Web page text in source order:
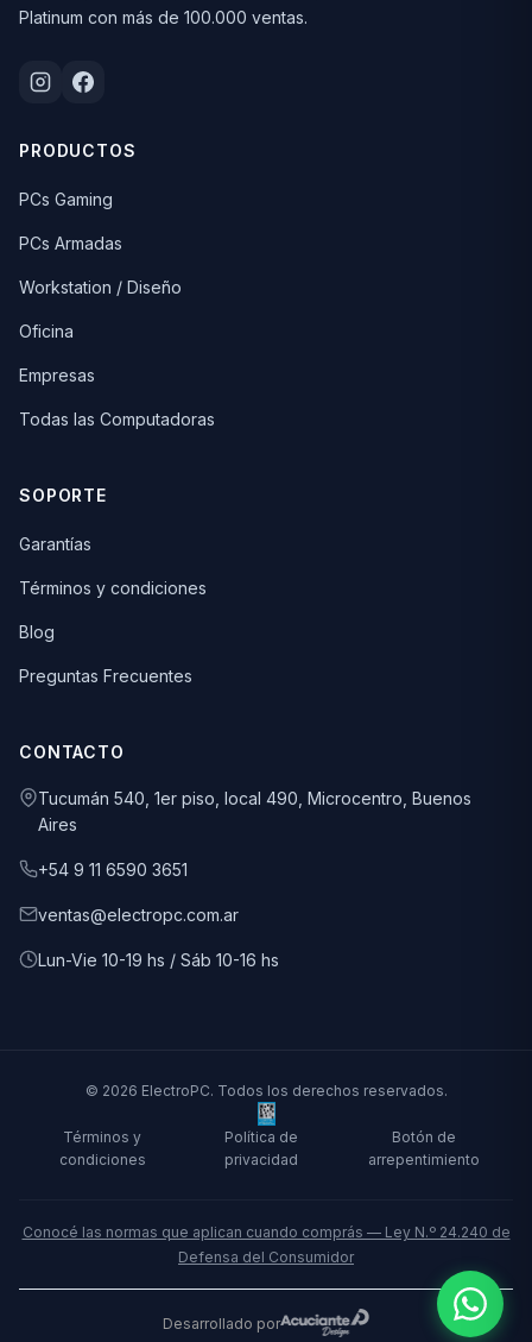
Platinum con más de 100.000 ventas.
PRODUCTOS
PCs Gaming
PCs Armadas
Workstation / Diseño
Oficina
Empresas
Todas las Computadoras
SOPORTE
Garantías
Términos y condiciones
Blog
Preguntas Frecuentes
CONTACTO
Tucumán 540, 1er piso, local 490, Microcentro, Buenos
Aires
+54 9 11 6590 3651
ventas@electropc.com.ar
Lun-Vie 10-19 hs / Sáb 10-16 hs
© 2026 ElectroPC. Todos los derechos reservados.
Términos y
condiciones
Política de
privacidad
Botón de
arrepentimiento
Conocé las normas que aplican cuando comprás — Ley N.º 24.240 de
Defensa del Consumidor
Desarrollado por